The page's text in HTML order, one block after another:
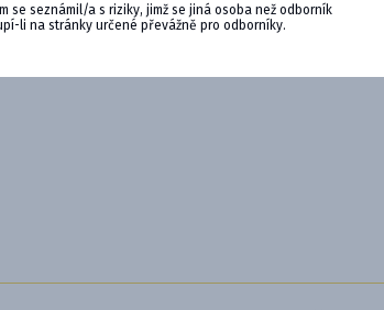
se seznámil/a s riziky, jimž se jiná osoba než odborník
li na stránky určené převážně pro odborníky.